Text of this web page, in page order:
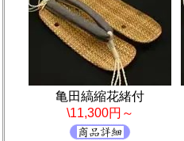
亀田縞縮花緒付
\11,300円～